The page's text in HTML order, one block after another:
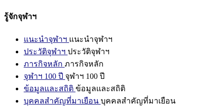
รู้จักจุฬาฯ
แนะนำจุฬาฯ แนะนำจุฬาฯ
ประวัติจุฬาฯ ประวัติจุฬาฯ
ภารกิจหลัก ภารกิจหลัก
จุฬาฯ 100 ปี จุฬาฯ 100 ปี
ข้อมูลและสถิติ ข้อมูลและสถิติ
บุคคลสำคัญที่มาเยือน บุคคลสำคัญที่มาเยือน